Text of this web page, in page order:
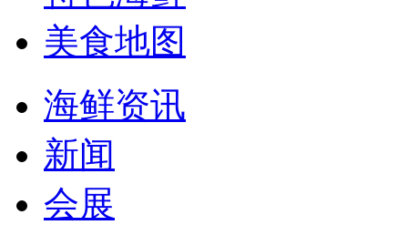
美食地图
海鲜资讯
新闻
会展